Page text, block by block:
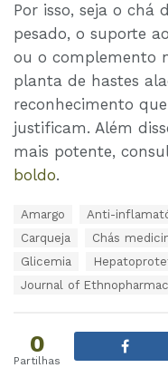
Por isso, seja o chá
pesado, o suporte
ou o complemento
planta de hastes
reconhecimento
justificam. Além
mais potente,
boldo.
Amargo Anti-
Carqueja
Chás
Glicemia
Journal of
0
Partilhas